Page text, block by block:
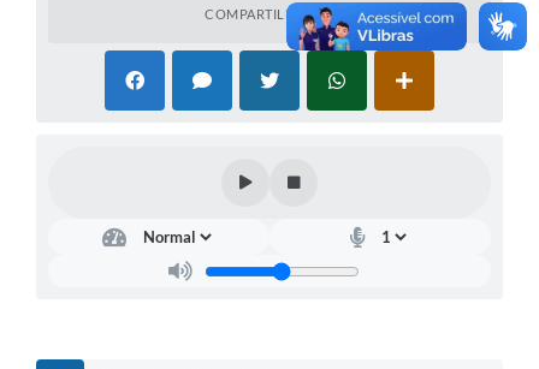
COMPARTILHAR